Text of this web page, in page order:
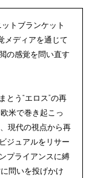
トブランケット
メディアを通じて
の感覚を問い直す
とう“エロス”の再
米で巻き起こっ
現代の視点から再
ジュアルをリサー
プライアンスに縛
問いを投げかけ